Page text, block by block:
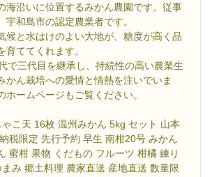
海沿いに位置するみかん農園です。従事
宇和島市の認定農業者です。
候と水はけのよい大地が、糖度が高く品
育ててくれます。
で三代目を継承し、持続性の高い農業生
かん栽培への愛情と情熱を注いでいま
ホームページもご覧ください。
ゃこ天 16枚 温州みかん 5kg セット 山本
税限定 先行予約 早生 南柑20号 みかん
蜜柑 果物 くだもの フルーツ 柑橘 練り
み 郷土料理 農家直送 産地直送 数量限